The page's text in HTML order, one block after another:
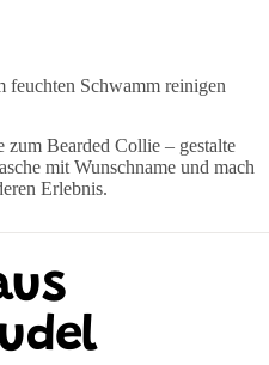
Schwamm reinigen
zum Bearded Collie – gestalte
mit Wunschname und mach
Erlebnis.